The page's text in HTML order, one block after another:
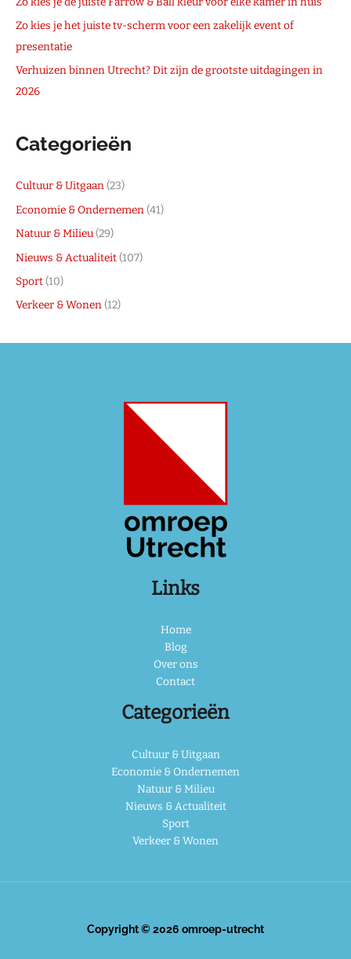
Zo kies je het juiste tv-scherm voor een zakelijk event of
presentatie
Verhuizen binnen Utrecht? Dit zijn de grootste uitdagingen in
2026
Categorieën
Cultuur & Uitgaan(23)
Economie & Ondernemen(41)
Natuur & Milieu(29)
Nieuws & Actualiteit(107)
Sport(10)
Verkeer & Wonen(12)
Links
Home
Blog
Over ons
Contact
Categorieën
Cultuur & Uitgaan
Economie & Ondernemen
Natuur & Milieu
Nieuws & Actualiteit
Sport
Verkeer & Wonen
Copyright © 2026 omroep-utrecht